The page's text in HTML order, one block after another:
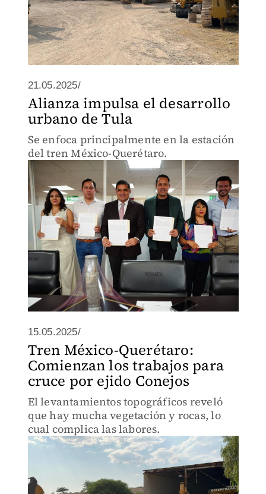
21.05.2025/
Alianza impulsa el desarrollo
urbano de Tula
Se enfoca principalmente en la estación
del tren México-Querétaro.
15.05.2025/
Tren México-Querétaro:
Comienzan los trabajos para
cruce por ejido Conejos
El levantamientos topográficos reveló
que hay mucha vegetación y rocas, lo
cual complica las labores.